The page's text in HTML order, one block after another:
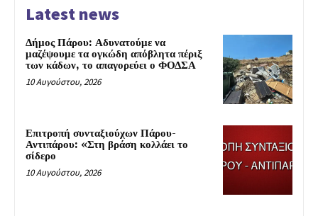
Latest news
Δήμος Πάρου: Αδυνατούμε να
μαζέψουμε τα ογκώδη απόβλητα πέριξ
των κάδων, το απαγορεύει ο ΦΟΔΣΑ
10 Αυγούστου, 2026
Επιτροπή συνταξιούχων Πάρου-
Αντιπάρου: «Στη βράση κολλάει το
σίδερο
10 Αυγούστου, 2026